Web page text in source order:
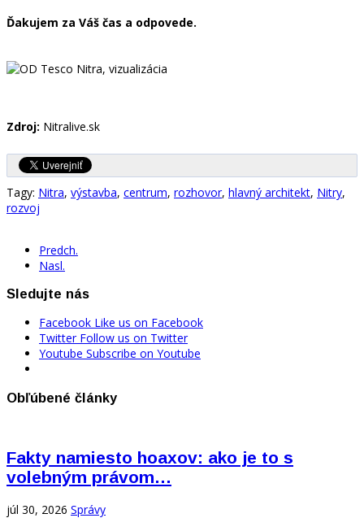
Ďakujem za Váš čas a odpovede.
Zdroj: Nitralive.sk
Tagy: Nitra, výstavba, centrum, rozhovor, hlavný architekt, Nitry,
rozvoj
Predch.
Nasl.
Sledujte nás
Facebook Like us on Facebook
Twitter Follow us on Twitter
Youtube Subscribe on Youtube
Obľúbené články
Fakty namiesto hoaxov: ako je to s
volebným právom…
júl 30, 2026 Správy